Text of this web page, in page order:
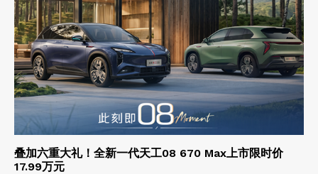
叠加六重大礼！全新一代天工08 670 Max上市限时价
17.99万元